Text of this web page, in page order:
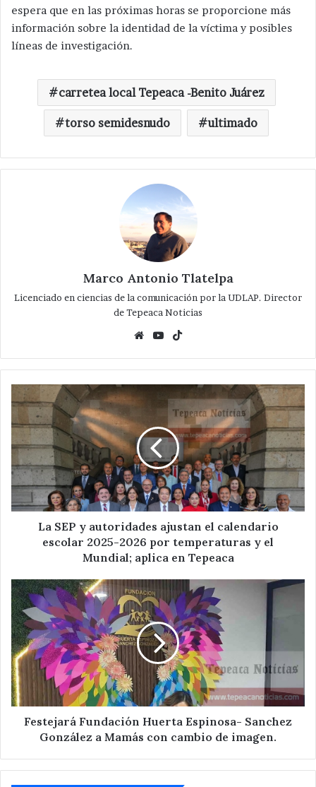
espera que en las próximas horas se proporcione más
información sobre la identidad de la víctima y posibles
líneas de investigación.
carretea local Tepeaca -Benito Juárez
torso semidesnudo ultimado
Marco Antonio Tlatelpa
Licenciado en ciencias de la comunicación por la UDLAP. Director
de Tepeaca Noticias
WebsiteYouTube
SEP
y
autoridades
ajustan
el
calendario
escolar
2025-
el
Mundial;
aplica
en
Tepeaca
La SEP y autoridades ajustan el calendario
escolar 2025-2026 por temperaturas y el
Mundial; aplica en Tepeaca
Festejará
Fundación
Huerta
Espinosa-
Sanchez
González
a
Mamás
con
cambio
Festejará Fundación Huerta Espinosa- Sanchez
González a Mamás con cambio de imagen.